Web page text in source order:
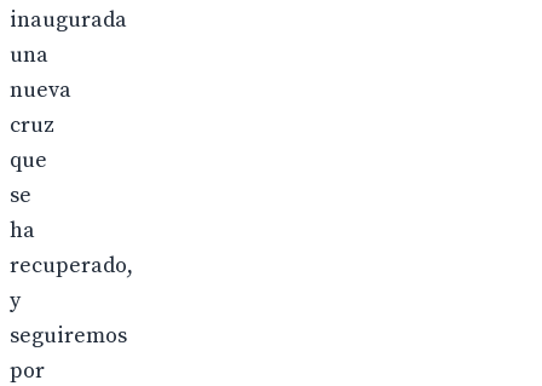
inaugurada
una
nueva
cruz
que
se
ha
recuperado,
y
seguiremos
por